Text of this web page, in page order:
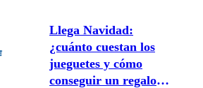
Llega Navidad:
¿cuánto cuestan los
jueguetes y cómo
conseguir un regalo